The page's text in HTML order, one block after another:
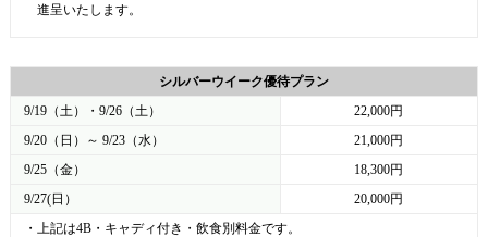
進呈いたします。
シルバーウイーク優待プラン
9/19（土）・9/26（土）
22,000円
9/20（日）～ 9/23（水）
21,000円
9/25（金）
18,300円
9/27(日）
20,000円
・上記は4B・キャディ付き・飲食別料金です。